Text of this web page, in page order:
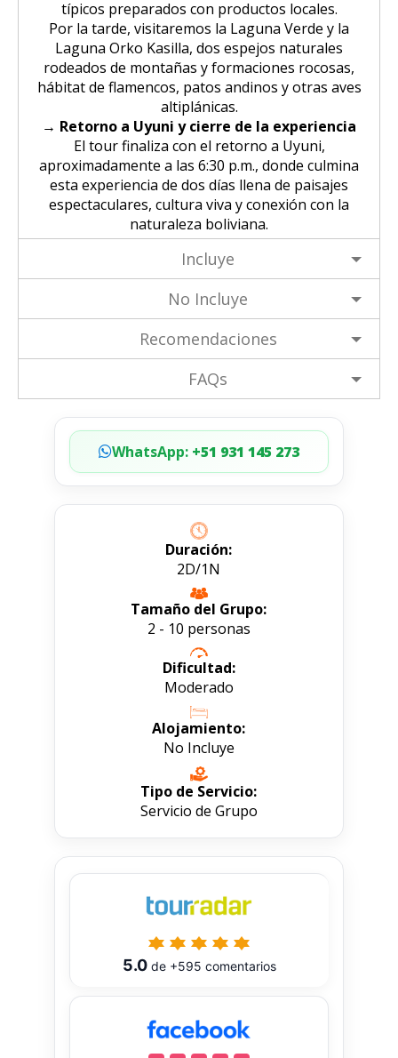
típicos preparados con productos locales.
Por la tarde, visitaremos la Laguna Verde y la
Laguna Orko Kasilla, dos espejos naturales
rodeados de montañas y formaciones rocosas,
hábitat de flamencos, patos andinos y otras aves
altiplánicas.
→ Retorno a Uyuni y cierre de la experiencia
El tour finaliza con el retorno a Uyuni,
aproximadamente a las 6:30 p.m., donde culmina
esta experiencia de dos días llena de paisajes
espectaculares, cultura viva y conexión con la
naturaleza boliviana.
Incluye
No Incluye
Recomendaciones
FAQs
WhatsApp:+51 931 145 273
Duración:
2D/1N
Tamaño del Grupo:
2 - 10 personas
Dificultad:
Moderado
Alojamiento:
No Incluye
Tipo de Servicio:
Servicio de Grupo
5.0de +595 comentarios